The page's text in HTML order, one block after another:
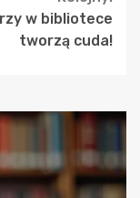
w bibliotece
tworzą cuda!